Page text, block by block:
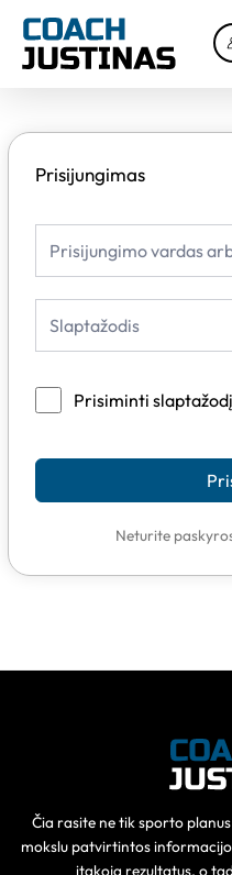
prie
turinio
Prisijungimas
Prisiminti slaptažodį
Neturite
Čia rasite ne tik sporto
mokslu patvirtintos
įtakoja rezultatus, o